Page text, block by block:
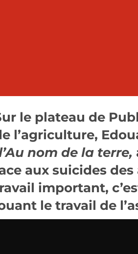
le plateau de
l’agriculture,
nom de la terre,
aux suicides
important,
le travail de